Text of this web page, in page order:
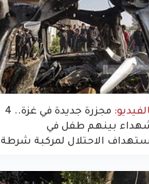
مجزرة جديدة في غزة.. 4
بينهم طفل في
الاحتلال لمركبة شرطة